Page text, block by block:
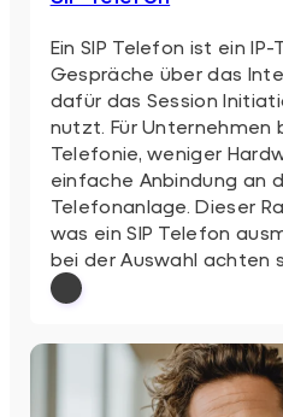
Ein SIP Telefon ist ein
Gespräche über das
dafür das Session
nutzt. Für
Telefonie, weniger
einfache Anbindung an
Telefonanlage. Dieser
was ein SIP Telefon
bei der Auswahl achten